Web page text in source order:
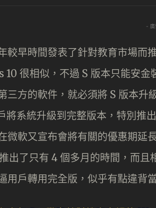
- 廣
較早時間發表了針對教育市場而
很相似，不過 S 版本只能安
三方的軟件，就必須將 S 版本升
將系統升級到完整版本，特別推
微軟又宣布會將有關的優惠期延
出了只有 4 個多月的時間，而
用戶轉用完全版，似乎有點違背